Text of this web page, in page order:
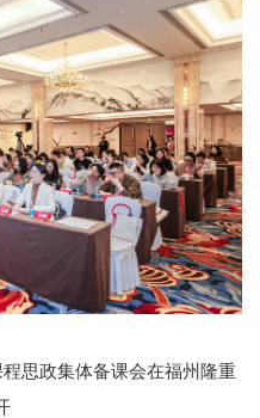
思政集体备课会在福州隆重